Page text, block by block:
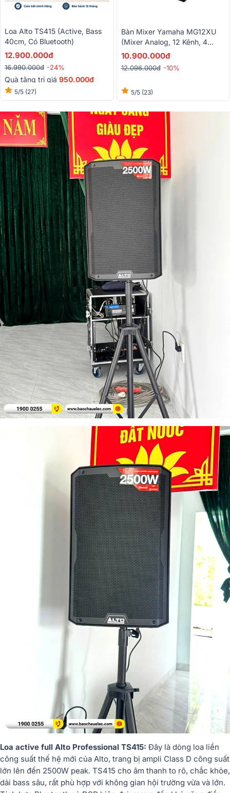
Loa Alto TS415 (Active, Bass
40cm, Có Bluetooth)
12.900.000đ
16.990.000đ -24%
Quà tặng trị giá 950.000đ
5/5 (27)
Bàn Mixer Yamaha MG12XU
(Mixer Analog, 12 Kênh, 4
Mono, 4 Stereo)
10.900.000đ
12.096.000đ -10%
5/5 (23)
Loa active full Alto Professional TS415: Đây là dòng loa liền
công suất thế hệ mới của Alto, trang bị ampli Class D công suất
lớn lên đến 2500W peak. TS415 cho âm thanh to rõ, chắc khỏe,
dải bass sâu, rất phù hợp với không gian hội trường vừa và lớn.